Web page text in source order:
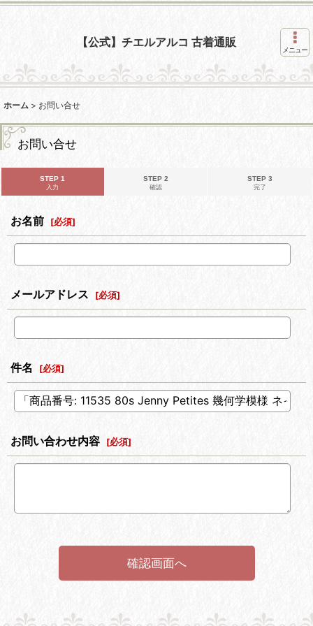
【公式】チエルアルコ 古着通販
メニュー
ホーム > お問い合せ
お問い合せ
STEP 1
入力
STEP 2
確認
STEP 3
完了
お名前 [必須]
メールアドレス [必須]
件名 [必須]
お問い合わせ内容 [必須]
確認画面へ